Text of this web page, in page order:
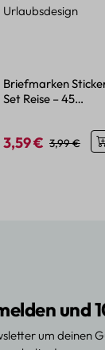
Briefmarken
Set Reise – 45
Verkaufspreis:
3,59 € Regulärer
3,99 €
und
um deinen